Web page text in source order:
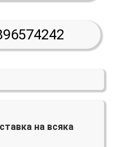
на всяка